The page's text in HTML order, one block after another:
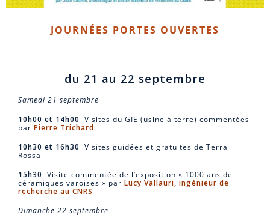
JOURNÉES PORTES OUVERTES
du 21 au 22 septembre
Samedi 21 septembre
10h00 et 14h00 Visites du GIE (usine à terre) commentées
par Pierre Trichard.
10h30 et 16h30 Visites guidées et gratuites de Terra
Rossa
15h30 Visite commentée de l’exposition « 1000 ans de
céramiques varoises » par Lucy Vallauri, ingénieur de
recherche au CNRS
Dimanche 22 septembre